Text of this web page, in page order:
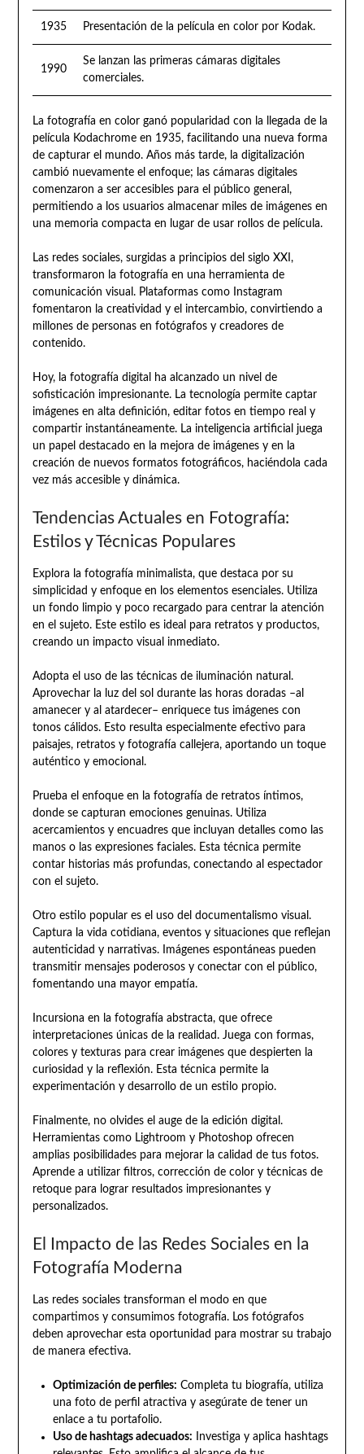
1935 Presentación de la película en color por Kodak.
1990
Se lanzan las primeras cámaras digitales
comerciales.
La fotografía en color ganó popularidad con la llegada de la
película Kodachrome en 1935, facilitando una nueva forma
de capturar el mundo. Años más tarde, la digitalización
cambió nuevamente el enfoque; las cámaras digitales
comenzaron a ser accesibles para el público general,
permitiendo a los usuarios almacenar miles de imágenes en
una memoria compacta en lugar de usar rollos de película.
Las redes sociales, surgidas a principios del siglo XXI,
transformaron la fotografía en una herramienta de
comunicación visual. Plataformas como Instagram
fomentaron la creatividad y el intercambio, convirtiendo a
millones de personas en fotógrafos y creadores de
contenido.
Hoy, la fotografía digital ha alcanzado un nivel de
sofisticación impresionante. La tecnología permite captar
imágenes en alta definición, editar fotos en tiempo real y
compartir instantáneamente. La inteligencia artificial juega
un papel destacado en la mejora de imágenes y en la
creación de nuevos formatos fotográficos, haciéndola cada
vez más accesible y dinámica.
Tendencias Actuales en Fotografía:
Estilos y Técnicas Populares
Explora la fotografía minimalista, que destaca por su
simplicidad y enfoque en los elementos esenciales. Utiliza
un fondo limpio y poco recargado para centrar la atención
en el sujeto. Este estilo es ideal para retratos y productos,
creando un impacto visual inmediato.
Adopta el uso de las técnicas de iluminación natural.
Aprovechar la luz del sol durante las horas doradas –al
amanecer y al atardecer– enriquece tus imágenes con
tonos cálidos. Esto resulta especialmente efectivo para
paisajes, retratos y fotografía callejera, aportando un toque
auténtico y emocional.
Prueba el enfoque en la fotografía de retratos íntimos,
donde se capturan emociones genuinas. Utiliza
acercamientos y encuadres que incluyan detalles como las
manos o las expresiones faciales. Esta técnica permite
contar historias más profundas, conectando al espectador
con el sujeto.
Otro estilo popular es el uso del documentalismo visual.
Captura la vida cotidiana, eventos y situaciones que reflejan
autenticidad y narrativas. Imágenes espontáneas pueden
transmitir mensajes poderosos y conectar con el público,
fomentando una mayor empatía.
Incursiona en la fotografía abstracta, que ofrece
interpretaciones únicas de la realidad. Juega con formas,
colores y texturas para crear imágenes que despierten la
curiosidad y la reflexión. Esta técnica permite la
experimentación y desarrollo de un estilo propio.
Finalmente, no olvides el auge de la edición digital.
Herramientas como Lightroom y Photoshop ofrecen
amplias posibilidades para mejorar la calidad de tus fotos.
Aprende a utilizar filtros, corrección de color y técnicas de
retoque para lograr resultados impresionantes y
personalizados.
El Impacto de las Redes Sociales en la
Fotografía Moderna
Las redes sociales transforman el modo en que
compartimos y consumimos fotografía. Los fotógrafos
deben aprovechar esta oportunidad para mostrar su trabajo
de manera efectiva.
Optimización de perfiles: Completa tu biografía, utiliza
una foto de perfil atractiva y asegúrate de tener un
enlace a tu portafolio.
Uso de hashtags adecuados: Investiga y aplica hashtags